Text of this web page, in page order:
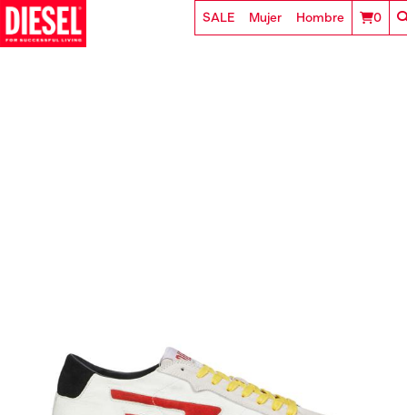
SALE Mujer Hombre 0